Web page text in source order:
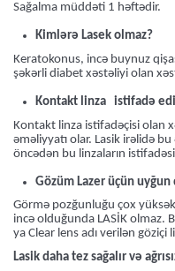
Sağalma müddəti 1 həftədir.
Kimlərə Lasek olmaz?
Keratokonus, incə buynuz
şəkərli diabet xəstəliyi olan
Kontakt linza istifadə
Kontakt linza istifadəçisi olan
əməliyyatı olar. Lasik irəlidə
öncədən bu linzaların
Gözüm Lazer üçün
Görmə pozğunluğu çox
incə olduğunda LASİK olmaz.
ya Clear lens adı verilən
Lasik daha tez sağalır və